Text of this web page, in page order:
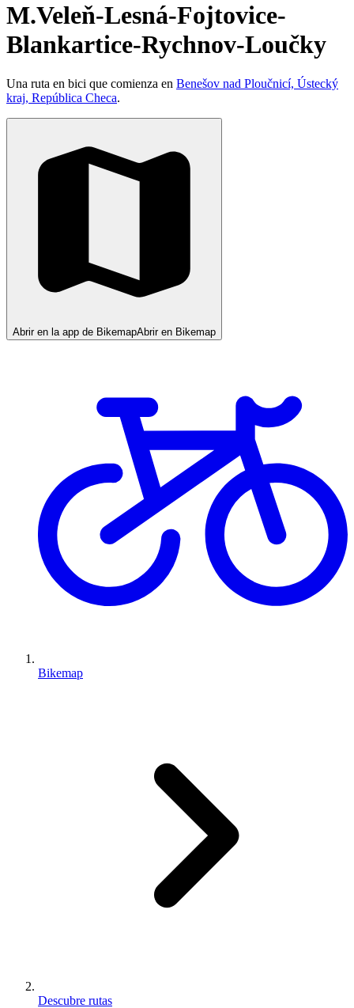
M.Veleň-Lesná-Fojtovice-
Blankartice-Rychnov-Loučky
Una ruta en bici que comienza en Benešov nad Ploučnicí, Ústecký
kraj, República Checa.
Abrir en la app de BikemapAbrir en Bikemap
Bikemap
Descubre rutas